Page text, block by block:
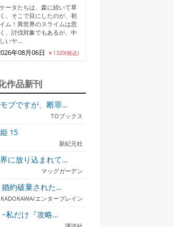
は今日も無
...
ふつつかな悪女ではご
ータたちは、森に続いて草
。そこで目にしたのが、初
ム！異世界のスライムは思
、討伐対象でもあるが、中
いヤ...
年08月06日 ￥1320(税込)
作品新刊
ブですが、断罪...
TOブックス
15
新紀元社
に放り込まれて...
マッグガーデン
約破棄された...
KADOKAWA/エンターブレイン
私だけ『攻略...